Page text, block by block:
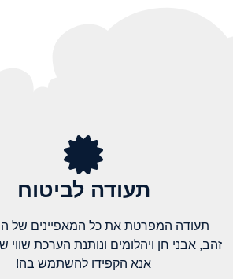
תעודה לביטוח
תעודה המפרטת את כל המאפיינים של
זהב, אבני חן ויהלומים ונותנת הערכת שווי
אנא הקפידו להשתמש בה!